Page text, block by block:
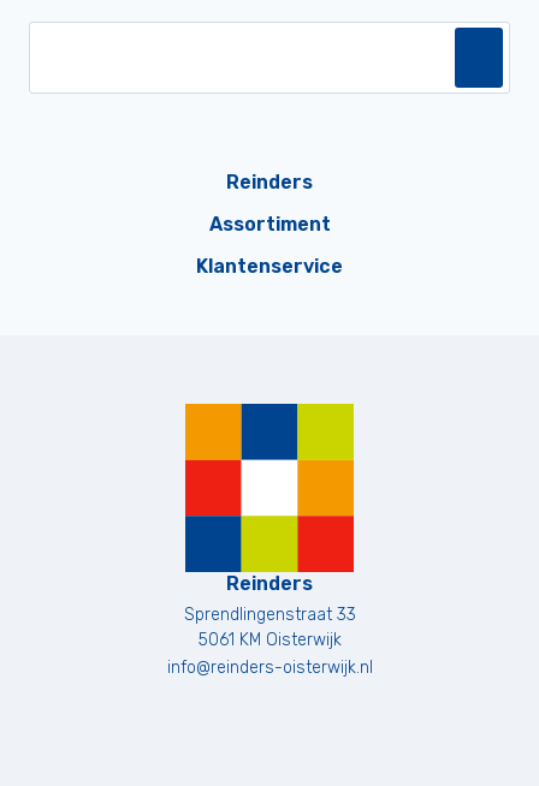
Reinders
Assortiment
Klantenservice
Reinders
Sprendlingenstraat 33
5061 KM Oisterwijk
info@reinders-oisterwijk.nl